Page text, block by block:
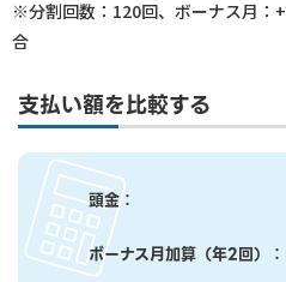
※分割回数： 120回、ボーナス月：+
合
支払い額を比較する
頭金：
ボーナス月加算（年2回）：